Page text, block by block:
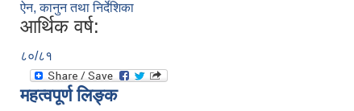
ऐन, कानुन तथा निर्देशिका
आर्थिक वर्ष:
८०/८१
महत्वपूर्ण लिङ्क